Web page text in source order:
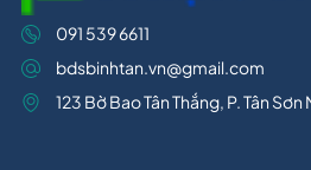
091 539 6611
bdsbinhtan.vn@gmail.com
123 Bờ Bao Tân Thắng, P. Tân Sơn